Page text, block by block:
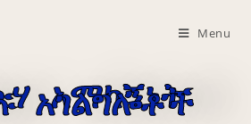
Menu
አማካኝነት
አገልግሎቶች